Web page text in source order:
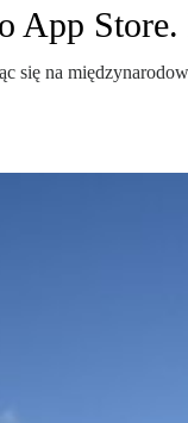
App
się na